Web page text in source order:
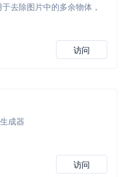
去除图片中的多余物体，
访问
成器
访问